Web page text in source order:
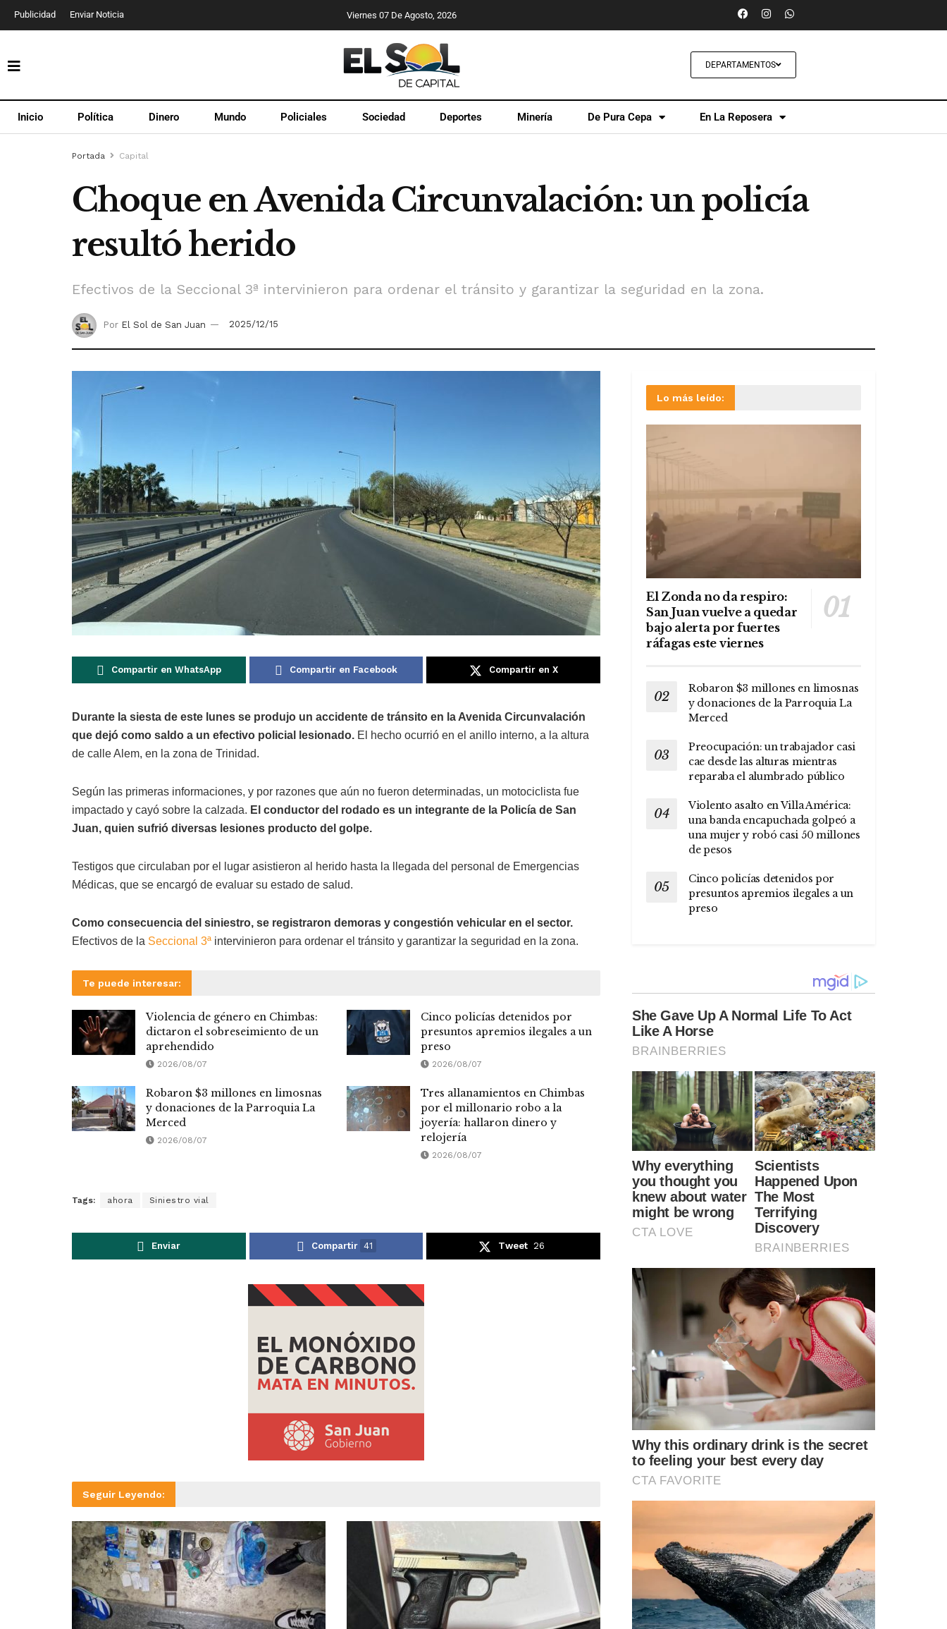
Publicidad Enviar Noticia Viernes 07 De Agosto, 2026
DEPARTAMENTOS
Inicio Política Dinero Mundo Policiales Sociedad Deportes Minería De Pura Cepa En La Reposera
Portada Capital
Choque en Avenida Circunvalación: un policía
resultó herido
Efectivos de la Seccional 3ª intervinieron para ordenar el tránsito y garantizar la seguridad en la zona.
Por El Sol de San Juan 2025/12/15
Compartir en WhatsApp Compartir en Facebook Compartir en X
Durante la siesta de este lunes se produjo un accidente de tránsito en la Avenida Circunvalación
que dejó como saldo a un efectivo policial lesionado. El hecho ocurrió en el anillo interno, a la altura
de calle Alem, en la zona de Trinidad.
Según las primeras informaciones, y por razones que aún no fueron determinadas, un motociclista fue
impactado y cayó sobre la calzada. El conductor del rodado es un integrante de la Policía de San
Juan, quien sufrió diversas lesiones producto del golpe.
Testigos que circulaban por el lugar asistieron al herido hasta la llegada del personal de Emergencias
Médicas, que se encargó de evaluar su estado de salud.
Como consecuencia del siniestro, se registraron demoras y congestión vehicular en el sector.
Efectivos de la Seccional 3ª intervinieron para ordenar el tránsito y garantizar la seguridad en la zona.
Te puede interesar:
Violencia de género en Chimbas:
dictaron el sobreseimiento de un
aprehendido
2026/08/07
Cinco policías detenidos por
presuntos apremios ilegales a un
preso
2026/08/07
Robaron $3 millones en limosnas
y donaciones de la Parroquia La
Merced
2026/08/07
Tres allanamientos en Chimbas
por el millonario robo a la
joyería: hallaron dinero y
relojería
2026/08/07
Tags: ahora Siniestro vial
Enviar Compartir 41 Tweet 26
Seguir Leyendo:
Lo más leído:
El Zonda no da respiro:
San Juan vuelve a quedar
bajo alerta por fuertes
ráfagas este viernes
Robaron $3 millones en limosnas
y donaciones de la Parroquia La
Merced
Preocupación: un trabajador casi
cae desde las alturas mientras
reparaba el alumbrado público
Violento asalto en Villa América:
una banda encapuchada golpeó a
una mujer y robó casi 50 millones
de pesos
Cinco policías detenidos por
presuntos apremios ilegales a un
preso